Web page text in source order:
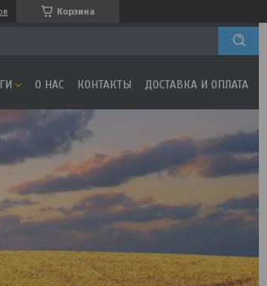
Корзина
О НАС КОНТАКТЫ ДОСТАВКА И ОПЛАТА